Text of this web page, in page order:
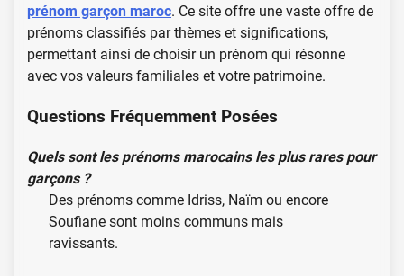
prénom garçon maroc. Ce site offre une vaste offre de
prénoms classifiés par thèmes et significations,
permettant ainsi de choisir un prénom qui résonne
avec vos valeurs familiales et votre patrimoine.
Questions Fréquemment Posées
Quels sont les prénoms marocains les plus rares pour
garçons ?
Des prénoms comme Idriss, Naïm ou encore
Soufiane sont moins communs mais
ravissants.